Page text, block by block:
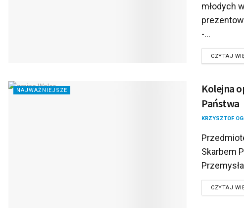
młodych
-...
CZYTAJ
NAJWAŻNIEJSZE
Kolejna
Państwa
KRZYSZTOF
Skarbem
CZYTAJ